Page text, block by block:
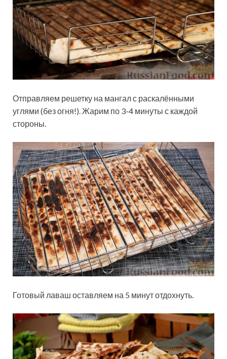
Отправляем решетку на мангал с раскалёнными
углями (без огня!). Жарим по 3-4 минуты с каждой
стороны.
Готовый лаваш оставляем на 5 минут отдохнуть.